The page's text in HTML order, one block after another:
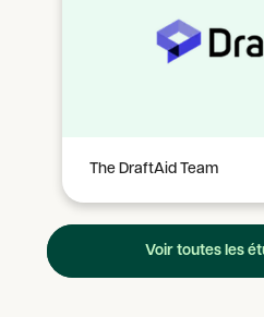
The DraftAid Team
Voir toutes les